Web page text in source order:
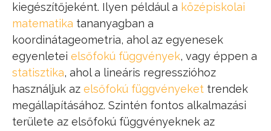
kiegészítőjeként. Ilyen például a középiskolai
matematika tananyagban a
koordinátageometria, ahol az egyenesek
egyenletei elsőfokú függvények, vagy éppen a
statisztika, ahol a lineáris regresszióhoz
használjuk az elsőfokú függvényeket trendek
megállapításához. Szintén fontos alkalmazási
területe az elsőfokú függvényeknek az